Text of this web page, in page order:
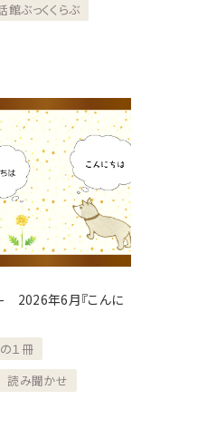
館ぶっくくらぶ
- 2026年6月『こんに
１冊
読み聞かせ